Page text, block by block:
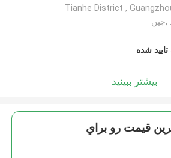
Tianhe District ,
تایید شده
بیشتر ببینید
قيمت رو براي